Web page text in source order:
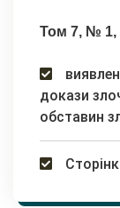
Том 7, № 1,
докази
обставин